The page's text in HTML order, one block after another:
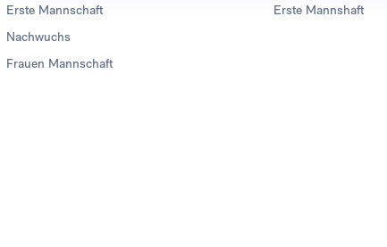
Erste Mannschaft
Nachwuchs
Frauen Mannschaft
Erste Mannshaft